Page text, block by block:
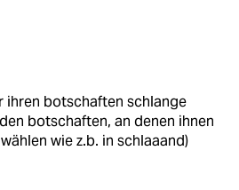
ihren botschaften schlange
botschaften, an denen ihnen
wie z.b. in schlaaand)